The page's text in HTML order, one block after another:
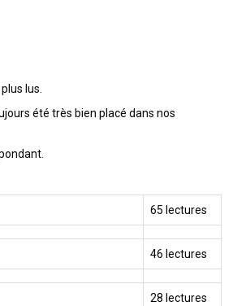
lus.
été très bien placé dans nos
65 lectures
46 lectures
28 lectures